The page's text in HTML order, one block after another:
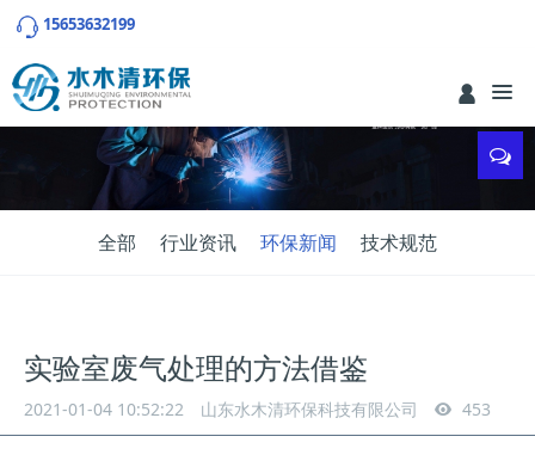
15653632199
全部 行业资讯 环保新闻 技术规范
实验室废气处理的方法借鉴
2021-01-04 10:52:22 山东水木清环保科技有限公司 453